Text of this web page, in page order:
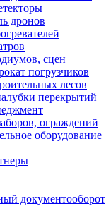
дронов
сцен
погрузчиков
лесов
перекрытий
ограждений
оборудование
документооборот